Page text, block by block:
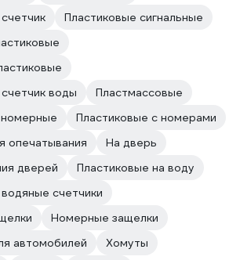
Пластиковые сигнальные
воды
Пластмассовые
Пластиковые с номерами
опечатывания
На дверь
дверей
Пластиковые на воду
счетчики
Номерные защелки
автомобилей
Хомуты